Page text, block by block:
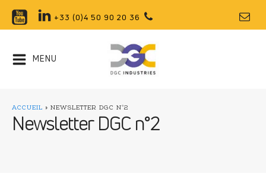
+33 (0)4 50 90 20 36
MENU
ACCUEIL » NEWSLETTER DGC N°2
Newsletter DGC n°2